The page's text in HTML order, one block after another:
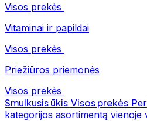
Visos prekės
Vitaminai ir papildai
Visos prekės
Priežiūros priemonės
Visos prekės
Smulkusis ūkis Visos prekės
kategorijos asortimentą vienoje